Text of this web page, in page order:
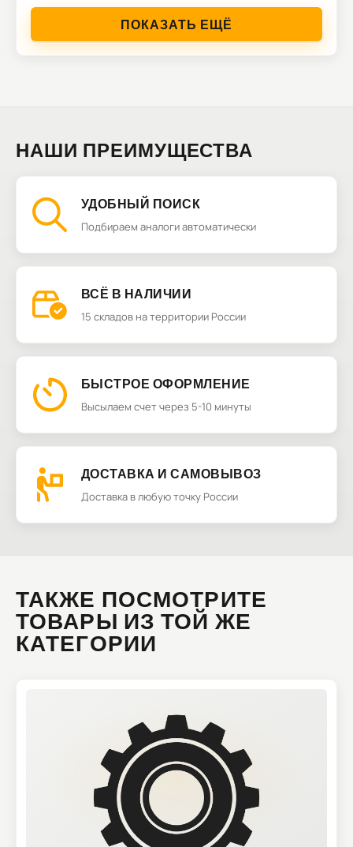
ПОКАЗАТЬ ЕЩЁ
НАШИ ПРЕИМУЩЕСТВА
УДОБНЫЙ ПОИСК
Подбираем аналоги автоматически
ВСЁ В НАЛИЧИИ
15 складов на территории России
БЫСТРОЕ ОФОРМЛЕНИЕ
Высылаем счет через 5-10 минуты
ДОСТАВКА И САМОВЫВОЗ
Доставка в любую точку России
ТАКЖЕ ПОСМОТРИТЕ
ТОВАРЫ ИЗ ТОЙ ЖЕ
КАТЕГОРИИ